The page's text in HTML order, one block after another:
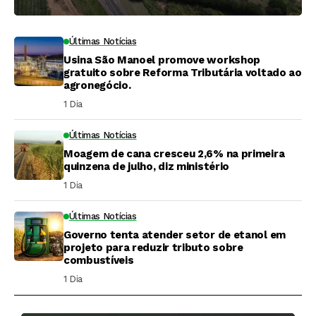
Últimas Notícias
Usina São Manoel promove workshop
gratuito sobre Reforma Tributária voltado ao
agronegócio.
1 Dia ⁮
Últimas Notícias
Moagem de cana cresceu 2,6% na primeira
quinzena de julho, diz ministério
1 Dia ⁮
Últimas Notícias
Governo tenta atender setor de etanol em
projeto para reduzir tributo sobre
combustíveis
1 Dia ⁮